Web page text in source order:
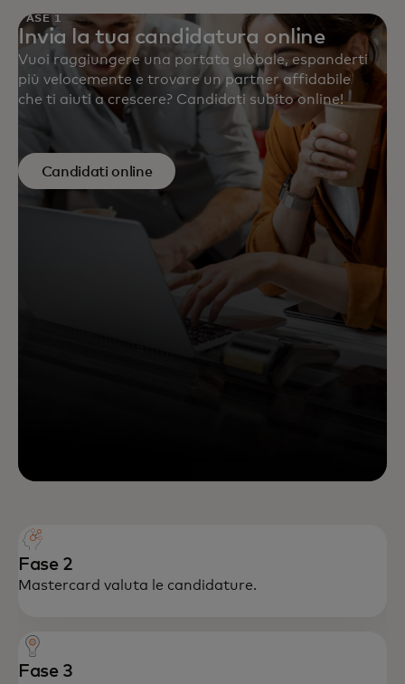
FASE 1
Invia la tua candidatura online
Vuoi raggiungere una portata globale, espanderti
più velocemente e trovare un partner affidabile
che ti aiuti a crescere? Candidati subito online!
Candidati online
Fase 2
Mastercard valuta le candidature.
Fase 3